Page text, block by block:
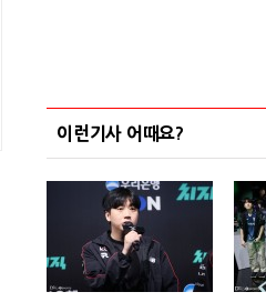
이런기사 어때요?